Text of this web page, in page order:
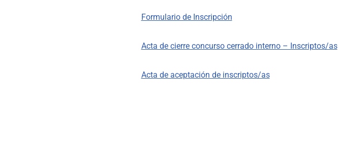
Formulario de Inscripción
Acta de cierre concurso cerrado interno – Inscriptos/as
Acta de aceptación de inscriptos/as